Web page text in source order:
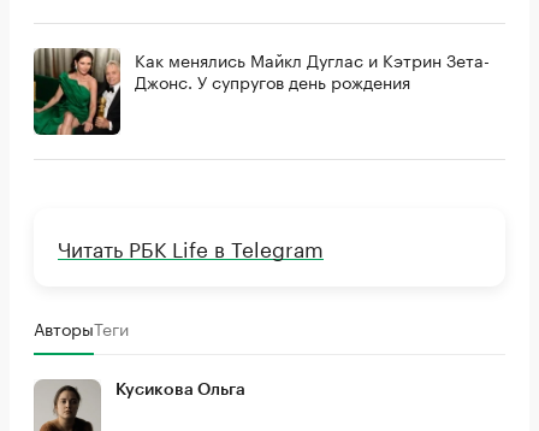
Как менялись Майкл Дуглас и Кэтрин Зета-
Джонс. У супругов день рождения
Читать РБК Life в Telegram
АвторыТеги
Кусикова Ольга